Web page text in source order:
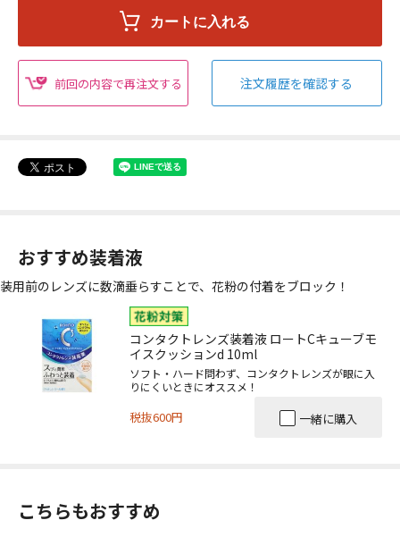
前回の内容で再注文する 注文履歴を確認する
おすすめ装着液
装用前のレンズに数滴垂らすことで、花粉の付着をブロック！
コンタクトレンズ装着液 ロートCキューブモ
イスクッションd 10ml
ソフト・ハード問わず、コンタクトレンズが眼に入
りにくいときにオススメ！
税抜600円 一緒に購入
こちらもおすすめ